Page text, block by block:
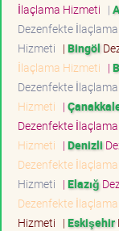
İlaçlama Hizmeti |
Dezenfekte
Hizmeti | Bingöl
İlaçlama Hizmeti |
Dezenfekte
Hizmeti |
Dezenfekte
Hizmeti | Denizli
Dezenfekte
Hizmeti | Elazığ
Dezenfekte
Hizmeti | Eskişehir